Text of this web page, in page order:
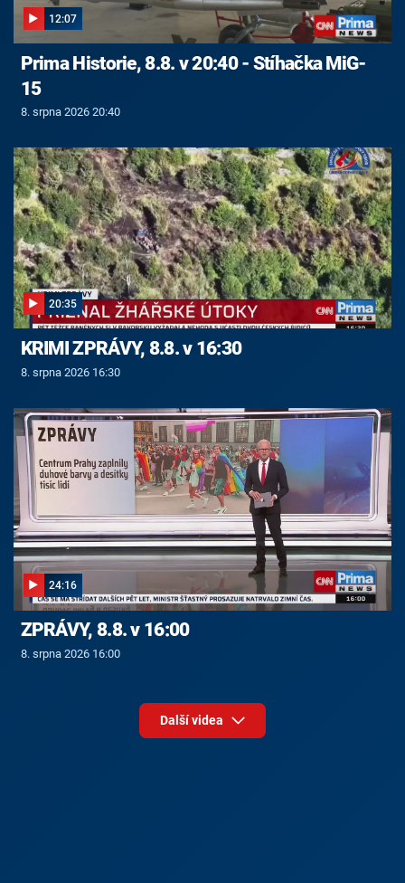
12:07
Prima Historie, 8.8. v 20:40 - Stíhačka MiG-
15
8. srpna 2026 20:40
20:35
KRIMI ZPRÁVY, 8.8. v 16:30
8. srpna 2026 16:30
24:16
ZPRÁVY, 8.8. v 16:00
8. srpna 2026 16:00
Další videa